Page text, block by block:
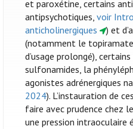
et paroxétine, certains
antipsychotiques,voir
anticholinergiques
) et
(notamment le
d’usage prolongé),
sulfonamides, la
agonistes adrénergiques
2024). L’instauration de
faire avec prudence chez
une pression intraoculaire